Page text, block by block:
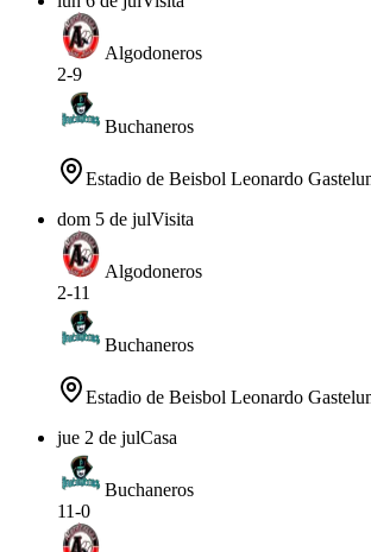
Algodoneros
2-9
Buchaneros
Estadio de Beisbol Leonardo
dom 5 de julVisita
Algodoneros
2-11
Buchaneros
Estadio de Beisbol Leonardo
jue 2 de julCasa
Buchaneros
11-0